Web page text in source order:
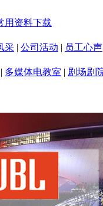
用资料下载
采 | 公司活动 | 员工心声
| 多媒体电教室 | 剧场剧